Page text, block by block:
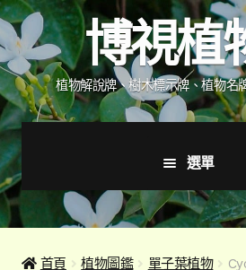
跳
至
導
覽
列
跳
至
主
要
內
容
博視植
植物解說牌、樹木標示牌、植物名
選單
首頁
產品價格表
首頁 植物圖鑑 單子葉植物